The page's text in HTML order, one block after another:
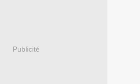
Publicité